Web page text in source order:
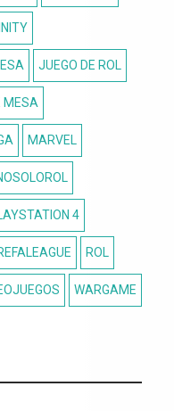
JUEGO DE ROL
MESA
MARVEL
4
ROL
WARGAME